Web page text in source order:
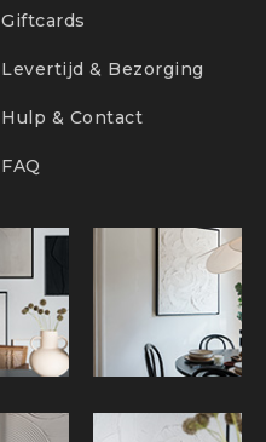
Giftcards
Levertijd & Bezorging
Hulp & Contact
FAQ